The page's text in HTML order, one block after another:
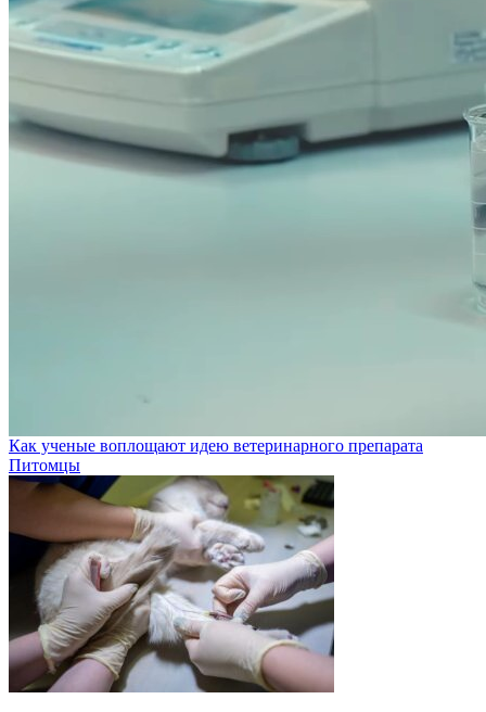
Как ученые воплощают идею ветеринарного препарата
Питомцы